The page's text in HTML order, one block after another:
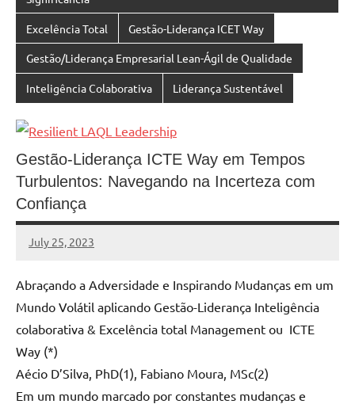
Excelência Total Gestão-Liderança ICET Way
Gestão/Liderança Empresarial Lean-Ágil de Qualidade
Inteligência Colaborativa Liderança Sustentável
Gestão-Liderança ICTE Way em Tempos
Turbulentos: Navegando na Incerteza com
Confiança
July 25, 2023
MyBelo
No
Abraçando a Adversidade e Inspirando Mudanças em um
Mundo Volátil aplicando Gestão-Liderança Inteligência
colaborativa & Excelência total Management ou ICTE
Way (*)
Aécio D’Silva, PhD(1), Fabiano Moura, MSc(2)
Em um mundo marcado por constantes mudanças e